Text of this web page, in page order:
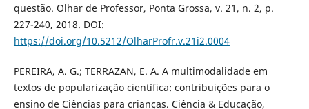
questão. Olhar de Professor, Ponta Grossa, v. 21, n. 2, p.
227-240, 2018. DOI:
https://doi.org/10.5212/OlharProfr.v.21i2.0004
PEREIRA, A. G.; TERRAZAN, E. A. A multimodalidade em
textos de popularização científica: contribuições para o
ensino de Ciências para crianças. Ciência & Educação,